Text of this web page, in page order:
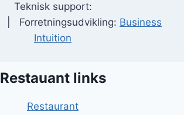
Teknisk support:
| Forretningsudvikling: Business
Intuition
Restauant links
Restaurant